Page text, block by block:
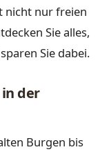
nicht nur freien
Sie alles,
Sie dabei.
der
Burgen bis